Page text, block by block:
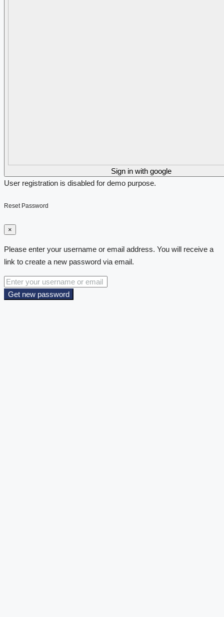
Sign in with google
User registration is disabled for demo purpose.
Reset Password
×
Please enter your username or email address. You will receive a
link to create a new password via email.
Get new password